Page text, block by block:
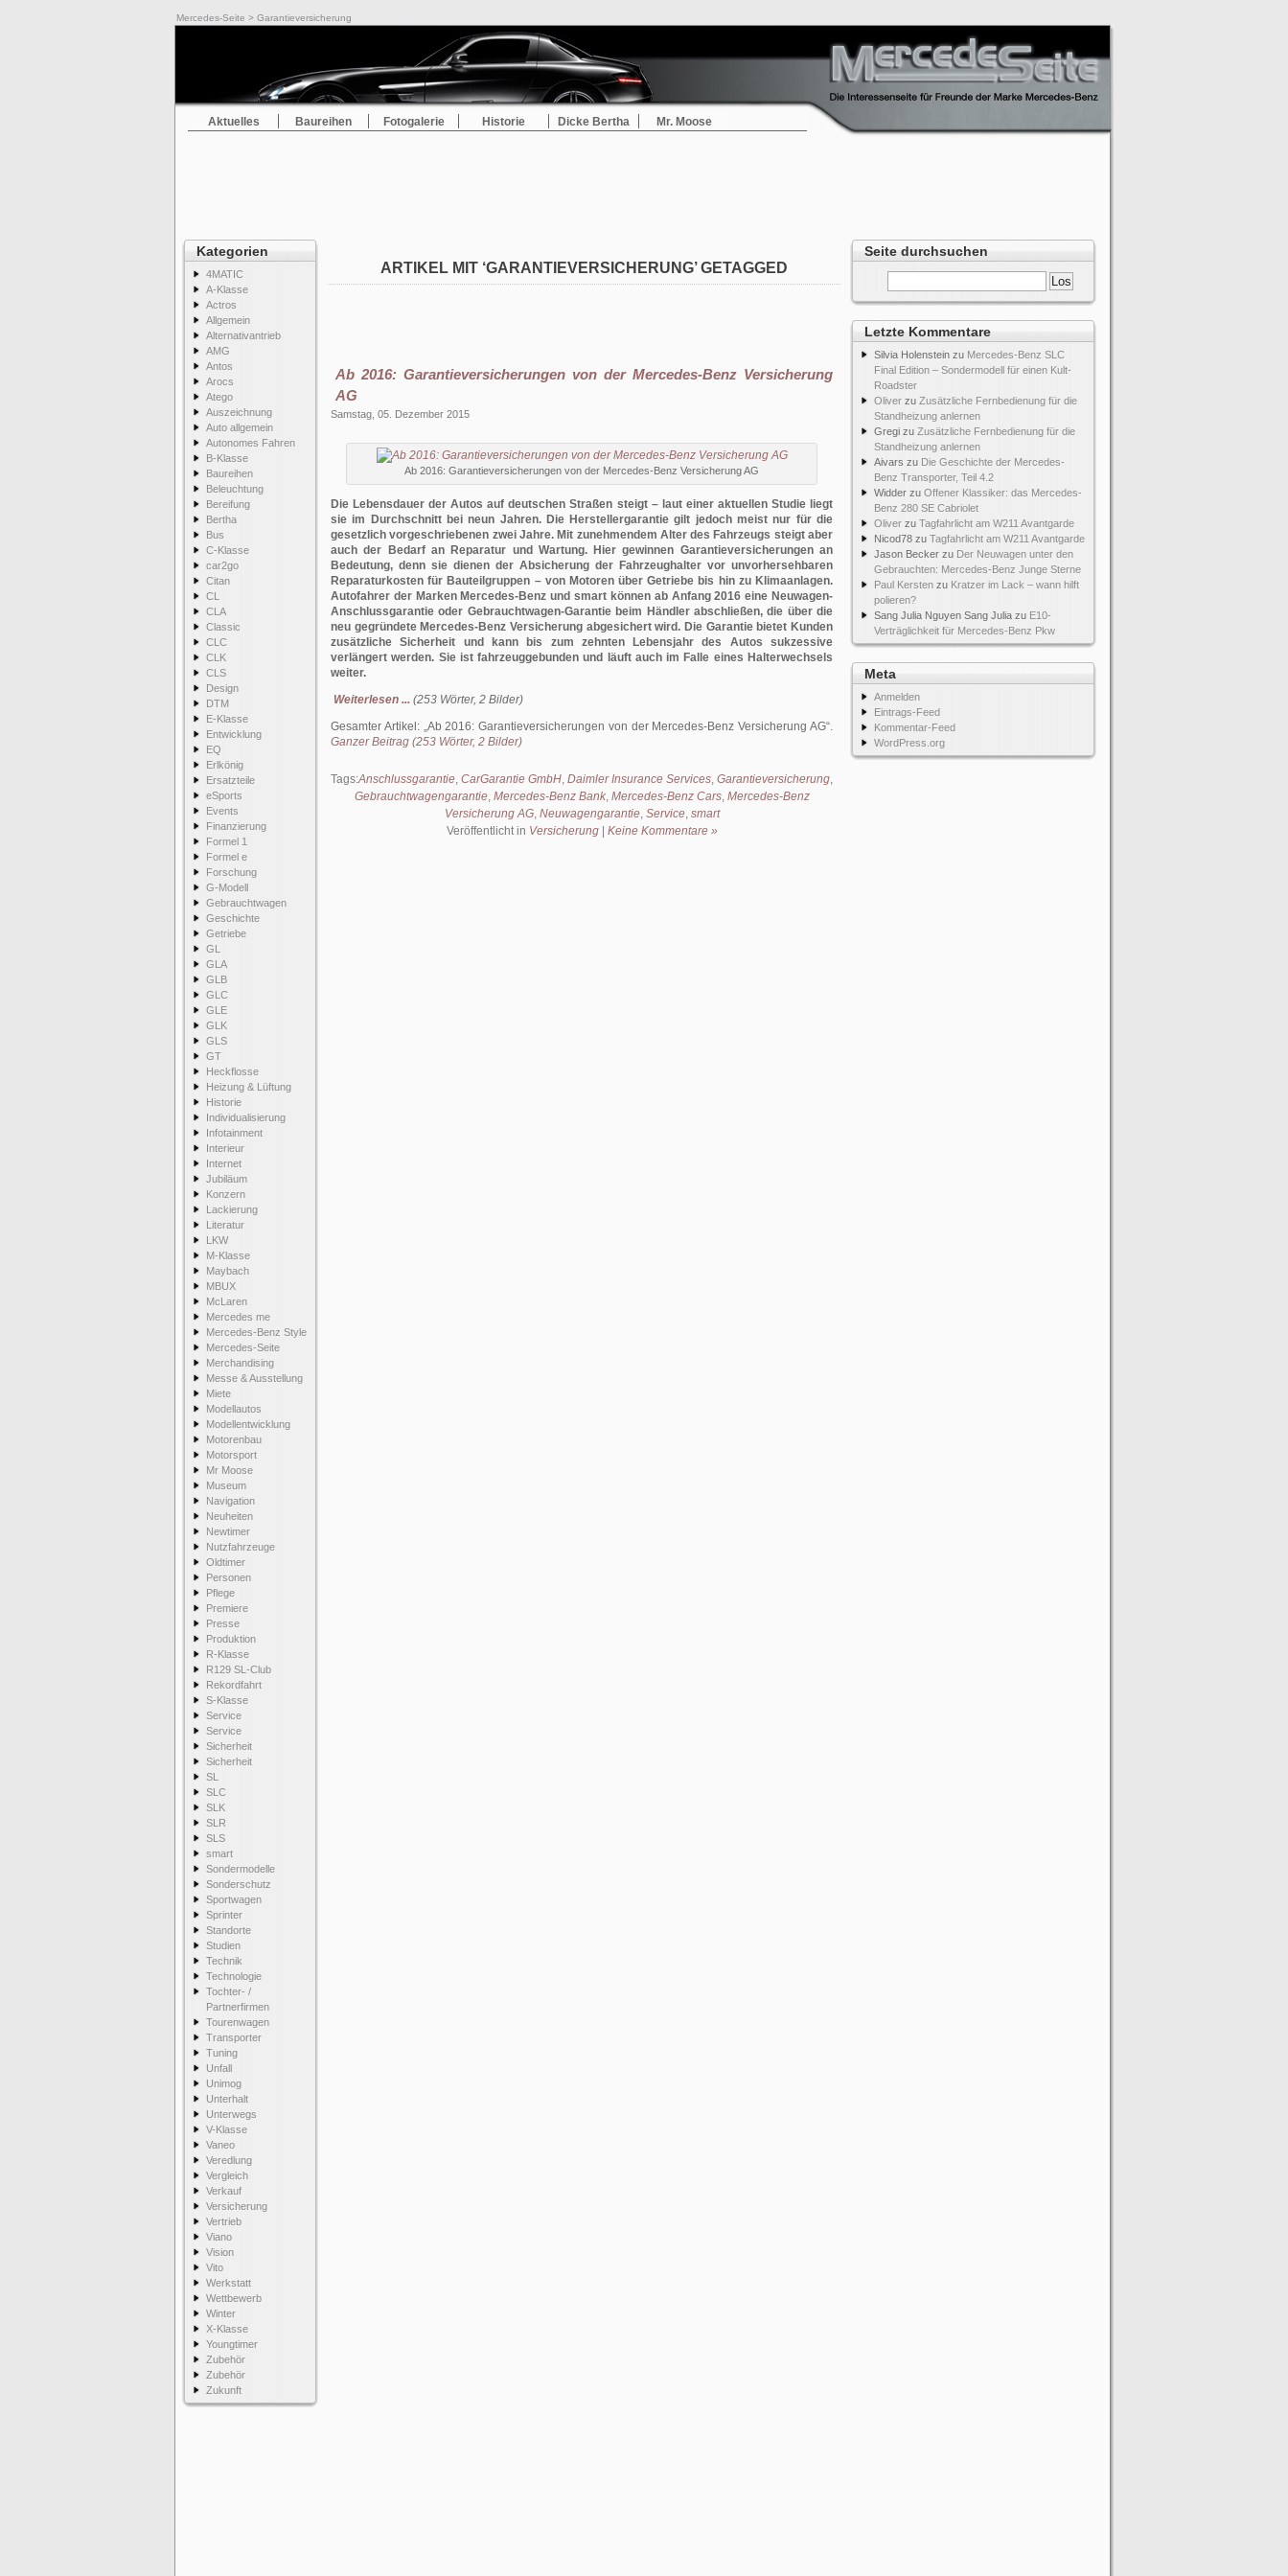
Mercedes-Seite > Garantieversicherung
Aktuelles Baureihen Fotogalerie Historie Dicke Bertha Mr. Moose
Kategorien
4MATIC
A-Klasse
Actros
Allgemein
Alternativantrieb
AMG
Antos
Arocs
Atego
Auszeichnung
Auto allgemein
Autonomes Fahren
B-Klasse
Baureihen
Beleuchtung
Bereifung
Bertha
Bus
C-Klasse
car2go
Citan
CL
CLA
Classic
CLC
CLK
CLS
Design
DTM
E-Klasse
Entwicklung
EQ
Erlkönig
Ersatzteile
eSports
Events
Finanzierung
Formel 1
Formel e
Forschung
G-Modell
Gebrauchtwagen
Geschichte
Getriebe
GL
GLA
GLB
GLC
GLE
GLK
GLS
GT
Heckflosse
Heizung & Lüftung
Historie
Individualisierung
Infotainment
Interieur
Internet
Jubiläum
Konzern
Lackierung
Literatur
LKW
M-Klasse
Maybach
MBUX
McLaren
Mercedes me
Mercedes-Benz Style
Mercedes-Seite
Merchandising
Messe & Ausstellung
Miete
Modellautos
Modellentwicklung
Motorenbau
Motorsport
Mr Moose
Museum
Navigation
Neuheiten
Newtimer
Nutzfahrzeuge
Oldtimer
Personen
Pflege
Premiere
Presse
Produktion
R-Klasse
R129 SL-Club
Rekordfahrt
S-Klasse
Service
Service
Sicherheit
Sicherheit
SL
SLC
SLK
SLR
SLS
smart
Sondermodelle
Sonderschutz
Sportwagen
Sprinter
Standorte
Studien
Technik
Technologie
Tochter- /
Partnerfirmen
Tourenwagen
Transporter
Tuning
Unfall
Unimog
Unterhalt
Unterwegs
V-Klasse
Vaneo
Veredlung
Vergleich
Verkauf
Versicherung
Vertrieb
Viano
Vision
Vito
Werkstatt
Wettbewerb
Winter
X-Klasse
Youngtimer
Zubehör
Zubehör
Zukunft
Seite durchsuchen
Letzte Kommentare
Silvia Holenstein zu Mercedes-Benz SLC
Final Edition – Sondermodell für einen Kult-
Roadster
Oliver zu Zusätzliche Fernbedienung für die
Standheizung anlernen
Gregi zu Zusätzliche Fernbedienung für die
Standheizung anlernen
Aivars zu Die Geschichte der Mercedes-
Benz Transporter, Teil 4.2
Widder zu Offener Klassiker: das Mercedes-
Benz 280 SE Cabriolet
Oliver zu Tagfahrlicht am W211 Avantgarde
Nicod78 zu Tagfahrlicht am W211 Avantgarde
Jason Becker zu Der Neuwagen unter den
Gebrauchten: Mercedes-Benz Junge Sterne
Paul Kersten zu Kratzer im Lack – wann hilft
polieren?
Sang Julia Nguyen Sang Julia zu E10-
Verträglichkeit für Mercedes-Benz Pkw
Meta
Anmelden
Eintrags-Feed
Kommentar-Feed
WordPress.org
ARTIKEL MIT ‘GARANTIEVERSICHERUNG’ GETAGGED
Ab 2016: Garantieversicherungen von der Mercedes-Benz Versicherung
AG
Samstag, 05. Dezember 2015
Ab 2016: Garantieversicherungen von der Mercedes-Benz Versicherung AG
Die Lebensdauer der Autos auf deutschen Straßen steigt – laut einer aktuellen Studie liegt
sie im Durchschnitt bei neun Jahren. Die Herstellergarantie gilt jedoch meist nur für die
gesetzlich vorgeschriebenen zwei Jahre. Mit zunehmendem Alter des Fahrzeugs steigt aber
auch der Bedarf an Reparatur und Wartung. Hier gewinnen Garantieversicherungen an
Bedeutung, denn sie dienen der Absicherung der Fahrzeughalter vor unvorhersehbaren
Reparaturkosten für Bauteilgruppen – von Motoren über Getriebe bis hin zu Klimaanlagen.
Autofahrer der Marken Mercedes-Benz und smart können ab Anfang 2016 eine Neuwagen-
Anschlussgarantie oder Gebrauchtwagen-Garantie beim Händler abschließen, die über die
neu gegründete Mercedes-Benz Versicherung abgesichert wird. Die Garantie bietet Kunden
zusätzliche Sicherheit und kann bis zum zehnten Lebensjahr des Autos sukzessive
verlängert werden. Sie ist fahrzeuggebunden und läuft auch im Falle eines Halterwechsels
weiter.
Weiterlesen ... (253 Wörter, 2 Bilder)
Gesamter Artikel: Ab 2016: Garantieversicherungen von der Mercedes-Benz Versicherung AG .
Ganzer Beitrag (253 Wörter, 2 Bilder)
Tags:Anschlussgarantie, CarGarantie GmbH, Daimler Insurance Services, Garantieversicherung,
Gebrauchtwagengarantie, Mercedes-Benz Bank, Mercedes-Benz Cars, Mercedes-Benz
Versicherung AG, Neuwagengarantie, Service, smart
Veröffentlicht in Versicherung| Keine Kommentare »